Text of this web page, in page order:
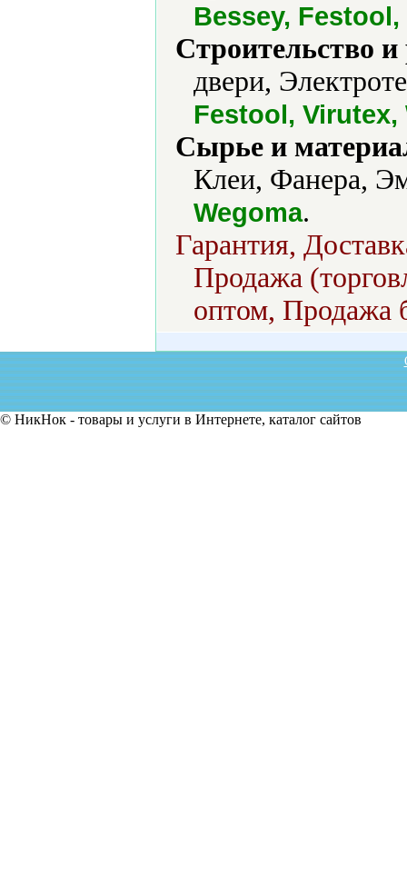
Bessey,
Строительство
двери,
Festool, Virutex,
Сырье и
Клеи, Фанера,
Wegoma.
Гарантия,
Продажа
оптом, Продажа
© НикНок - товары и услуги в Интернете, каталог сайтов